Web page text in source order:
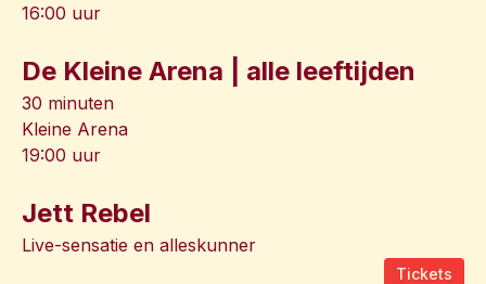
16:00 uur
De Kleine Arena | alle leeftijden
30 minuten
Kleine Arena
19:00 uur
Jett Rebel
Live-sensatie en alleskunner
Tickets